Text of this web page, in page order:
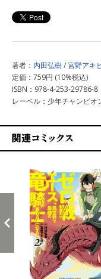
著者： 内田弘樹/宮野アキ
定価：759円 (10%税込)
ISBN：978-4-253-29786-8
レーベル：少年チャンピオ